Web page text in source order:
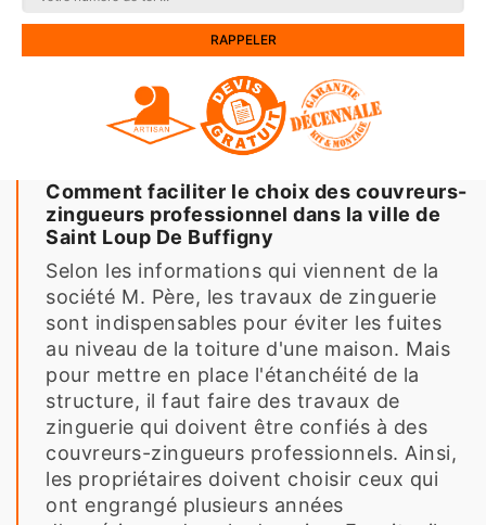
Comment faciliter le choix des couvreurs-
zingueurs professionnel dans la ville de
Saint Loup De Buffigny
Selon les informations qui viennent de la
société M. Père, les travaux de zinguerie
sont indispensables pour éviter les fuites
au niveau de la toiture d'une maison. Mais
pour mettre en place l'étanchéité de la
structure, il faut faire des travaux de
zinguerie qui doivent être confiés à des
couvreurs-zingueurs professionnels. Ainsi,
les propriétaires doivent choisir ceux qui
ont engrangé plusieurs années